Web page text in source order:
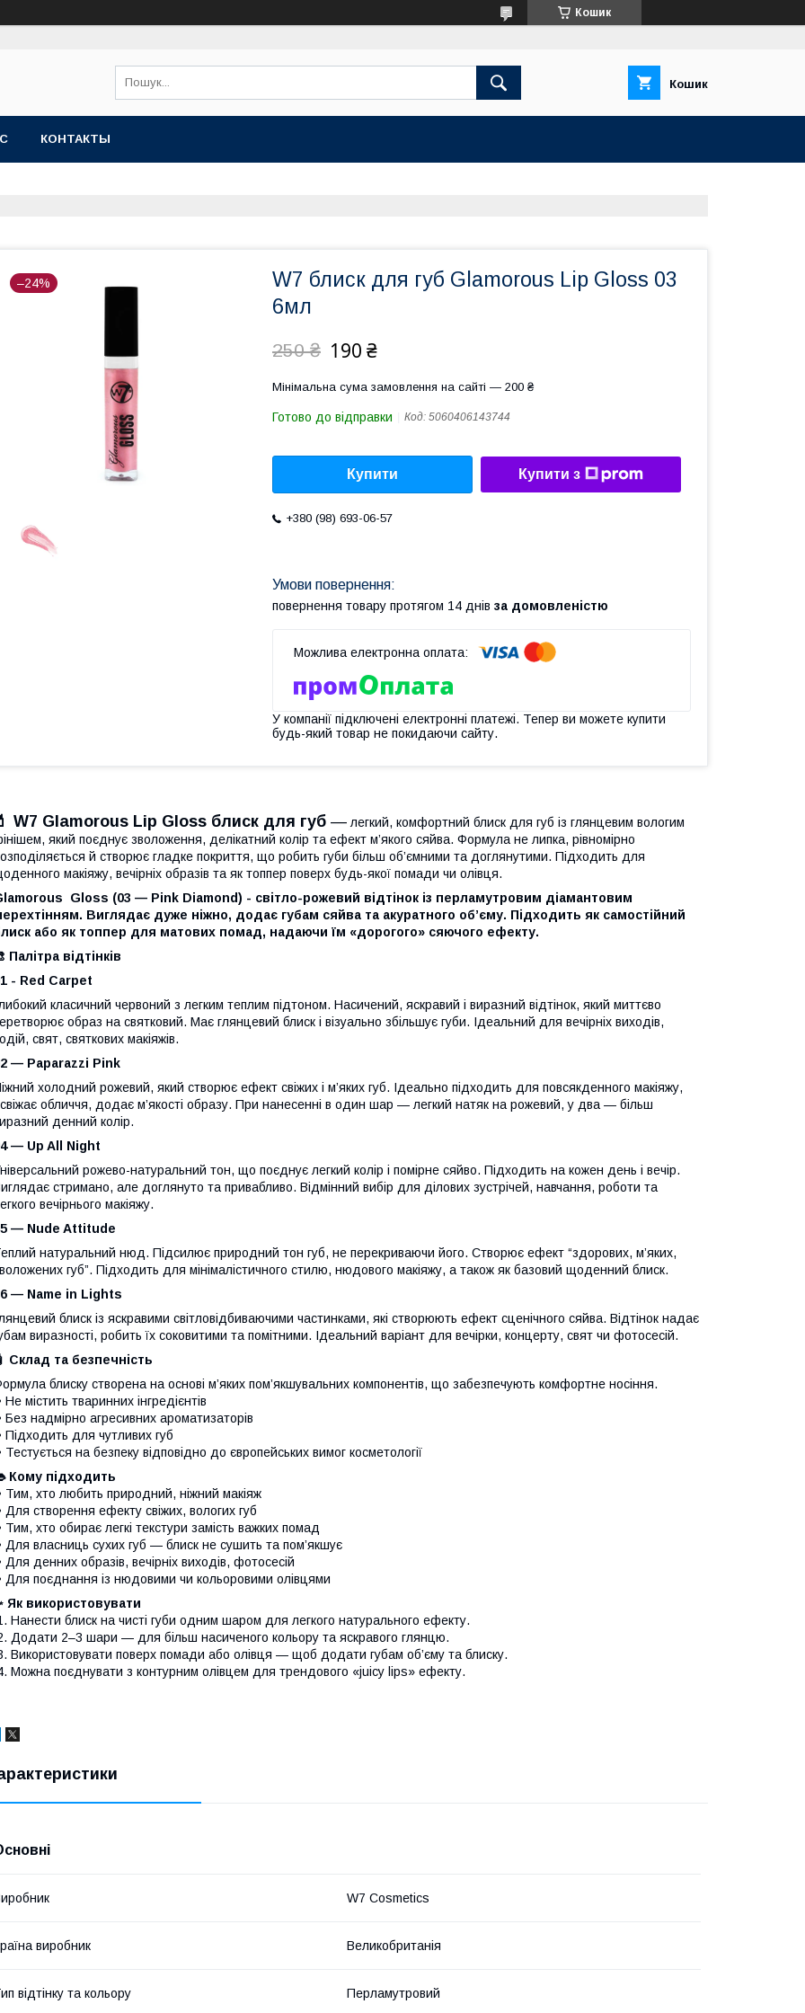
Кошик
Кошик
КОНТАКТЫ
–24%
W7 блиск для губ Glamorous Lip Gloss 03
6мл
250 ₴ 190 ₴
Мінімальна сума замовлення на сайті — 200 ₴
Готово до відправки Код: 5060406143744
Купити Купити з
+380 (98) 693-06-57
повернення товару протягом 14 днів за домовленістю
У компанії підключені електронні платежі. Тепер ви можете купити
будь-який товар не покидаючи сайту.
W7 Glamorous Lip Gloss блиск для губ — легкий, комфортний блиск для губ із глянцевим вологим
який поєднує зволоження, делікатний колір та ефект м’якого сяйва. Формула не липка, рівномірно
й створює гладке покриття, що робить губи більш об’ємними та доглянутими. Підходить для
макіяжу, вечірніх образів та як топпер поверх будь-якої помади чи олівця.
Gloss (03 — Pink Diamond) - світло-рожевий відтінок із перламутровим діамантовим
Виглядає дуже ніжно, додає губам сяйва та акуратного об’єму. Підходить як самостійний
або як топпер для матових помад, надаючи їм «дорогого» сяючого ефекту.
Палітра відтінків
- Red Carpet
класичний червоний з легким теплим підтоном. Насичений, яскравий і виразний відтінок, який миттєво
образ на святковий. Має глянцевий блиск і візуально збільшує губи. Ідеальний для вечірніх виходів,
свят, святкових макіяжів.
— Paparazzi Pink
холодний рожевий, який створює ефект свіжих і м’яких губ. Ідеально підходить для повсякденного макіяжу,
обличчя, додає м’якості образу. При нанесенні в один шар — легкий натяк на рожевий, у два — більш
денний колір.
— Up All Night
рожево-натуральний тон, що поєднує легкий колір і помірне сяйво. Підходить на кожен день і вечір.
стримано, але доглянуто та привабливо. Відмінний вибір для ділових зустрічей, навчання, роботи та
вечірнього макіяжу.
— Nude Attitude
натуральний нюд. Підсилює природний тон губ, не перекриваючи його. Створює ефект “здорових, м’яких,
губ”. Підходить для мінімалістичного стилю, нюдового макіяжу, а також як базовий щоденний блиск.
— Name in Lights
блиск із яскравими світловідбиваючими частинками, які створюють ефект сценічного сяйва. Відтінок надає
виразності, робить їх соковитими та помітними. Ідеальний варіант для вечірки, концерту, свят чи фотосесій.
Склад та безпечність
блиску створена на основі м’яких пом’якшувальних компонентів, що забезпечують комфортне носіння.
Не містить тваринних інгредієнтів
Без надмірно агресивних ароматизаторів
Підходить для чутливих губ
Тестується на безпеку відповідно до європейських вимог косметології
Кому підходить
Тим, хто любить природний, ніжний макіяж
Для створення ефекту свіжих, вологих губ
Тим, хто обирає легкі текстури замість важких помад
Для власниць сухих губ — блиск не сушить та пом’якшує
Для денних образів, вечірніх виходів, фотосесій
Для поєднання із нюдовими чи кольоровими олівцями
Як використовувати
Нанести блиск на чисті губи одним шаром для легкого натурального ефекту.
Додати 2–3 шари — для більш насиченого кольору та яскравого глянцю.
Використовувати поверх помади або олівця — щоб додати губам об’єму та блиску.
Можна поєднувати з контурним олівцем для трендового «juicy lips» ефекту.
W7 Cosmetics
виробник Великобританія
відтінку та кольору Перламутровий